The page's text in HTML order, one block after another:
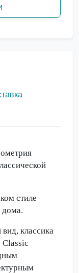
стиле
дома.
классика
Classic